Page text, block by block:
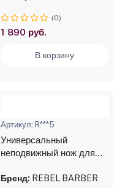
(0)
1 890 руб.
В корзину
Артикул: R***5
Универсальный
неподвижный нож для
машинок REBEL BARBER
Бренд: REBEL BARBER